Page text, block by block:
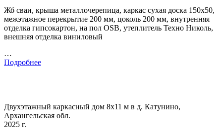
Жб сваи, крыша металлочерепица, каркас сухая доска 150х50,
межэтажное перекрытие 200 мм, цоколь 200 мм, внутренняя
отделка гипсокартон, на пол OSB, утеплитель Техно Николь,
внешняя отделка виниловый
…
Подробнее
Двухэтажный каркасный дом 8х11 м в д. Катунино,
Архангельская обл.
2025 г.